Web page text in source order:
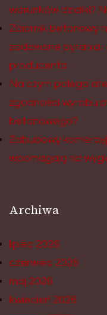
warunków działki?
Zbiornik betonowy
zadawane pytania
producenta
Na czym polega
zgodności wyrobu
betonowego?
Zabudowy
wpomagają na
Archiwa
lipiec 2026
czerwiec 2026
maj 2026
kwiecień 2026